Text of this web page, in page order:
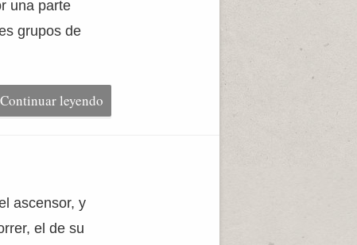
una parte
grupos de
Continuar leyendo
ascensor, y
el de su